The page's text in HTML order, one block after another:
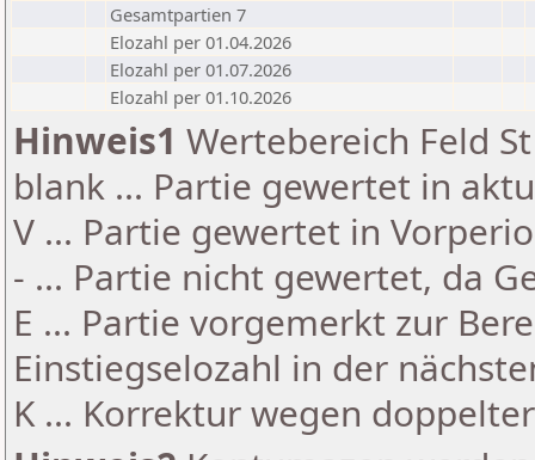
Gesamtpartien 7
Elozahl per 01.04.2026
Elozahl per 01.07.2026
Elozahl per 01.10.2026
Hinweis1 Wertebereich Feld
blank ... Partie gewertet in
V ... Partie gewertet in
- ... Partie nicht gewertet, da
E ... Partie vorgemerkt zur
Einstiegselozahl in der
K ... Korrektur wegen